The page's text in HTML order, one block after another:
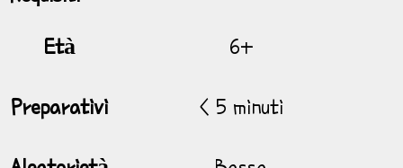
Età 6+
Preparativi < 5 minuti